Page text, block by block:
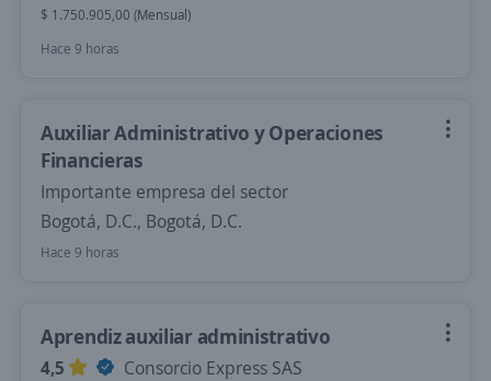
$ 1.750.905,00 (Mensual)
Hace 9 horas
Auxiliar Administrativo y Operaciones
Financieras
Importante empresa del sector
Bogotá, D.C., Bogotá, D.C.
Hace 9 horas
Aprendiz auxiliar administrativo
4,5
Consorcio Express SAS